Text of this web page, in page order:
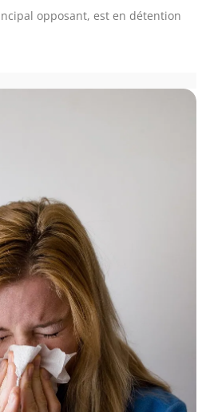
opposant, est en détention